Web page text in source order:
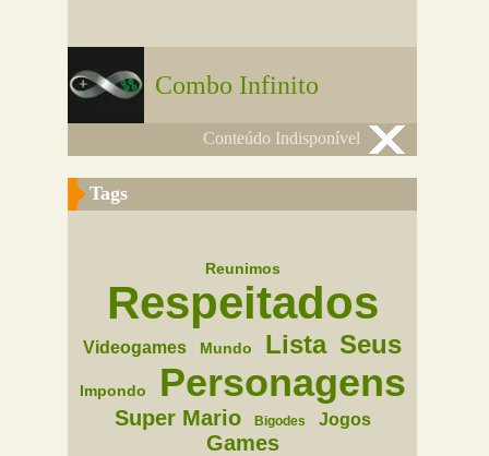
Combo Infinito
Conteúdo Indisponível
Tags
Reunimos
Respeitados
Videogames Mundo Lista Seus
Impondo Personagens
Super Mario Bigodes Jogos
Games